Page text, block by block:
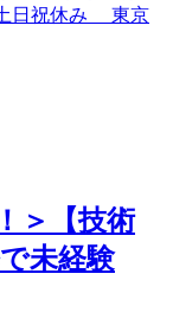
＞【技術
未経験